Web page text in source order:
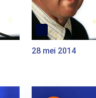
28 mei 2014